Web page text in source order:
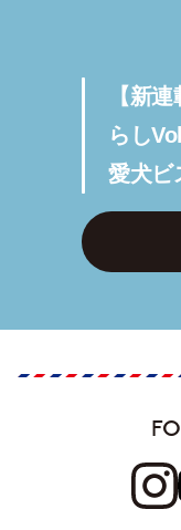
【新
らし
愛犬ビ